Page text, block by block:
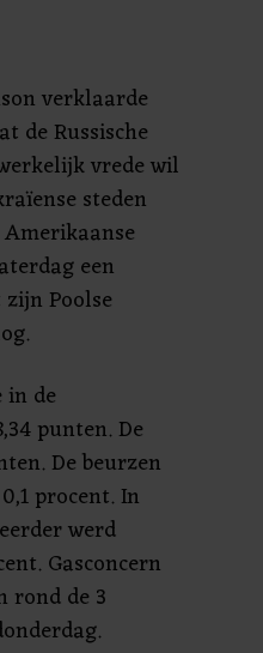
verklaarde
de Russische
vrede wil
steden
een
Poolse
in de
punten. De
De beurzen
procent. In
werd
Gasconcern
rond de 3